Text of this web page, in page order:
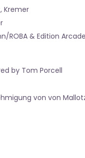
Kremer
ROBA & Edition
by Tom Porcell
von von